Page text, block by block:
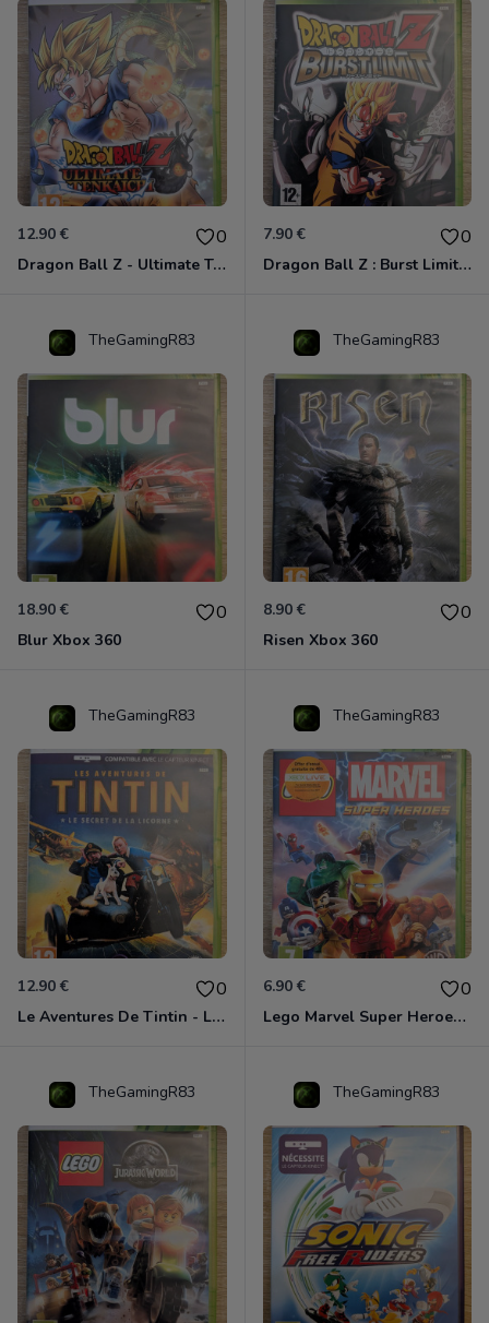
12.90 € 0
Dragon Ball Z - Ultimate Tenkaichi Xbox 360
7.90 € 0
Dragon Ball Z : Burst Limit Xbox 360
TheGamingR83
18.90 € 0
Blur Xbox 360
TheGamingR83
8.90 € 0
Risen Xbox 360
TheGamingR83
12.90 € 0
Le Aventures De Tintin - Le Secret De La Licorne Xbox 360
TheGamingR83
6.90 € 0
Lego Marvel Super Heroes Xbox 360
TheGamingR83 TheGamingR83